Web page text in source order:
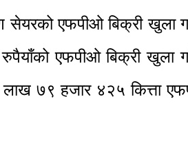
सेयरको एफपीओ बिक्री खुला
एफपीओ बिक्री खुला
७९ हजार ४२५ कित्ता